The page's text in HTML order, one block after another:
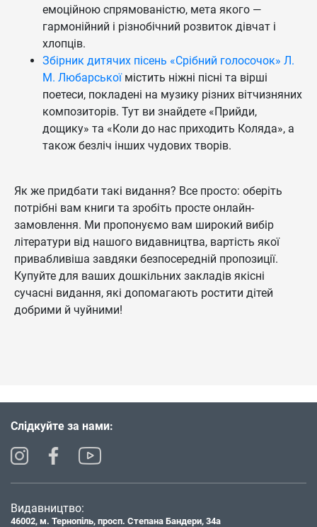
емоційною спрямованістю, мета якого —
гармонійний і різнобічний розвиток дівчат і
хлопців.
Збірник дитячих пісень «Срібний голосочок» Л.
М. Любарськоїмістить ніжні пісні та вірші
поетеси, покладені на музику різних вітчизняних
композиторів. Тут ви знайдете «Прийди,
дощику» та «Коли до нас приходить Коляда», а
також безліч інших чудових творів.
Як же придбати такі видання? Все просто: оберіть
потрібні вам книги та зробіть просте онлайн-
замовлення. Ми пропонуємо вам широкий вибір
літератури від нашого видавництва, вартість якої
привабливіша завдяки безпосередній пропозиції.
Купуйте для ваших дошкільних закладів якісні
сучасні видання, які допомагають ростити дітей
добрими й чуйними!
Слідкуйте за нами:
Видавництво:
46002, м. Тернопіль, просп. Степана Бандери, 34а